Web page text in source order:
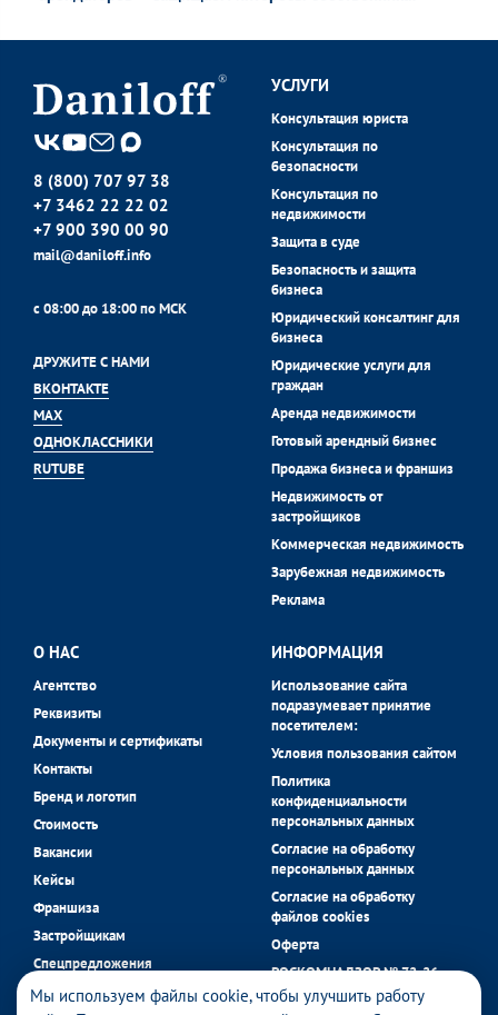
Мы используем файлы cookie, чтобы улучшить работу
8 (800) 707 97 38
+7 3462 22 22 02
+7 900 390 00 90
mail@daniloff.info
с 08:00 до 18:00 по МСК
ДРУЖИТЕ С НАМИ
ВКОНТАКТЕ
MAX
ОДНОКЛАССНИКИ
RUTUBE
УСЛУГИ
Консультация юриста
Консультация по
безопасности
Консультация по
недвижимости
Защита в суде
Безопасность и защита
бизнеса
Юридический консалтинг для
бизнеса
Юридические услуги для
граждан
Аренда недвижимости
Готовый арендный бизнес
Продажа бизнеса и франшиз
Недвижимость от
застройщиков
Коммерческая недвижимость
Зарубежная недвижимость
Реклама
О НАС
Агентство
Реквизиты
Документы и сертификаты
Контакты
Бренд и логотип
Стоимость
Вакансии
Кейсы
Франшиза
Застройщикам
Спецпредложения
Блог
ИНФОРМАЦИЯ
Использование сайта
подразумевает принятие
посетителем:
Условия пользования сайтом
Политика
конфиденциальности
персональных данных
Согласие на обработку
персональных данных
Согласие на обработку
файлов cookies
Оферта
РОСКОМНАДЗОР № 72-26-
058056 в реестре операторов